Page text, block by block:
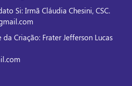
Si: Irmã Cláudia Chesini, CSC.
Criação: Frater Jefferson Lucas